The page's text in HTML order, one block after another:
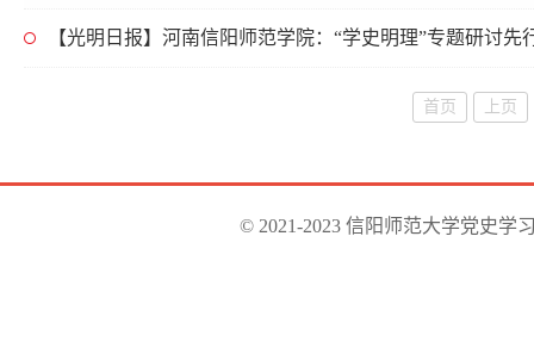
【光明日报】河南信阳师范学院：“学史明理”专题研讨先
首页 上页
© 2021-2023 信阳师范大学党史